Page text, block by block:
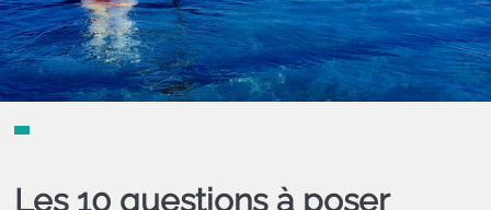
Les 10 questions à poser